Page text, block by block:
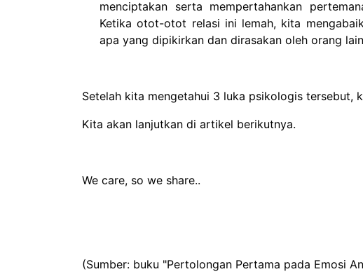
menciptakan serta mempertahankan
Ketika otot-otot relasi ini lemah, kita
apa yang dipikirkan dan dirasakan oleh orang
Setelah kita mengetahui 3 luka psikologis tersebut,
Kita akan lanjutkan di artikel berikutnya.
We care, so we share..
(Sumber: buku "Pertolongan Pertama pada Emosi